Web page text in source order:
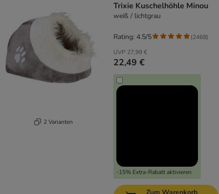
2 Varianten
Trixie Kuschelhöhle Minou
weiß / lichtgrau
UVP 27,99 €
22,49 €
-15% Extra-Rabatt aktivieren
Rating: 4.5/5 (2468)